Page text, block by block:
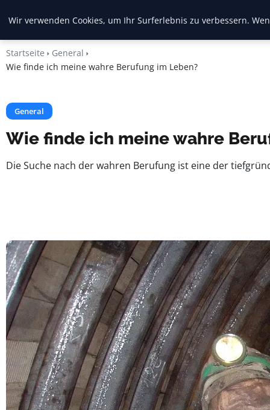
Crema Gelato
Startseite
General
Wie finde ich meine wahre Berufung im Leben?
General
Wie finde ich meine wahre
Die Suche nach der wahren Berufung ist eine der
Wir verwenden Cookies, um Ihr Surferlebnis zu verbessern.